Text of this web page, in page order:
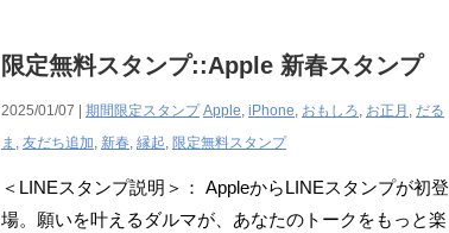
限定無料スタンプ::Apple 新春スタンプ
2025/01/07 | 期間限定スタンプ Apple, iPhone, おもしろ, お正月 , だる
ま , 友だち追加, 新春, 縁起, 限定無料スタンプ
＜LINEスタンプ説明＞： AppleからLINEスタンプが初登
場。願いを叶えるダルマが、あなたのトークをもっと楽